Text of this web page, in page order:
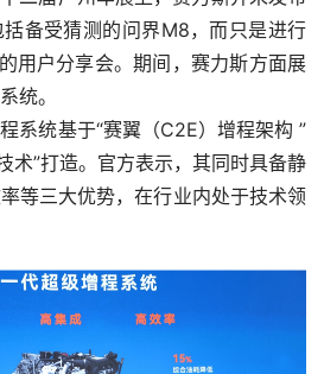
备受猜测的问界M8，而只是进行
用户分享会。期间，赛力斯方面展
统。
系统基于“赛翼（C2E）增程架构 ”
术”打造。官方表示，其同时具备静
等三大优势，在行业内处于技术领